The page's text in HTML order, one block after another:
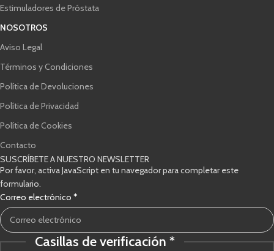
Estimuladores de Próstata
NOSOTROS
Aviso Legal
Términos y Condiciones
Política de Devoluciones
Política de Privacidad
Política de Cookies
Contacto
SUSCRÍBETE A NUESTRO NEWSLETTER
Por favor, activa JavaScript en tu navegador para completar este
formulario.
Correo electrónico *
Correo
Casillas de verificación *